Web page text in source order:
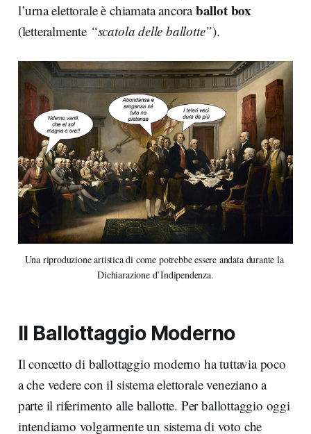
l’urna elettorale è chiamata ancoraballot box
(letteralmente “scatola delle ballotte”).
Una riproduzione artistica di come potrebbe essere andata durante la
Dichiarazione d’Indipendenza.
Il Ballottaggio Moderno
Il concetto di ballottaggio moderno ha tuttavia poco
a che vedere con il sistema elettorale veneziano a
parte il riferimento alle ballotte. Per ballottaggio oggi
intendiamo volgarmente un sistema di voto che